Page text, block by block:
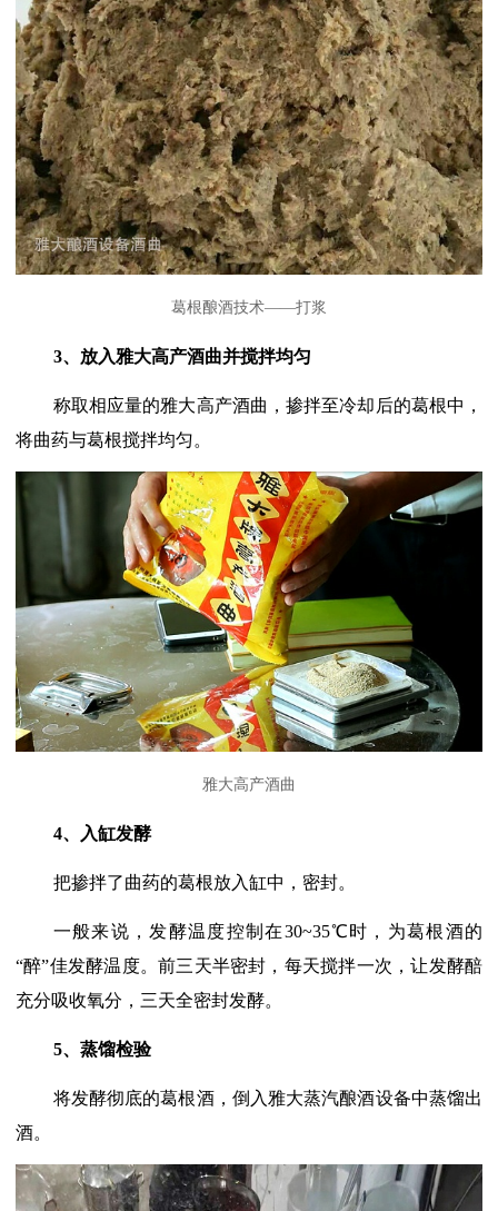
葛根酿酒技术——打浆
3、放入雅大高产酒曲并搅拌均匀
称取相应量的雅大高产酒曲，掺拌至冷却后的葛根中，
将曲药与葛根搅拌均匀。
雅大高产酒曲
4、入缸发酵
把掺拌了曲药的葛根放入缸中，密封。
一般来说， 发酵温度控制在30~35℃时， 为葛根酒的
“醉”佳发酵温度。前三天半密封，每天搅拌一次，让发酵醅
充分吸收氧分，三天全密封发酵。
5、 蒸馏检验
将发酵彻底的葛根酒，倒入雅大蒸汽酿酒设备中蒸馏出
酒。